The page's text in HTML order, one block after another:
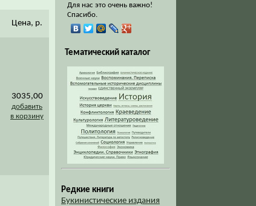
Цена, р.
3035,00
добавить
в корзину
Для нас это очень важно!
Спасибо.
Тематический каталог
Редкие книги
Букинистические издания